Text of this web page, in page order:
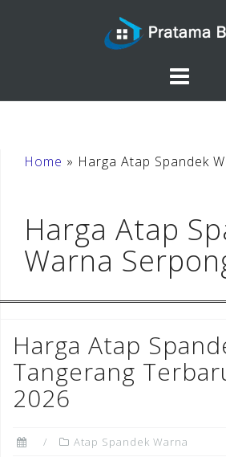
Home » Harga Atap Spandek
Harga Atap
Warna
Harga Atap
Tangerang
2026
Atap Spandek Warna